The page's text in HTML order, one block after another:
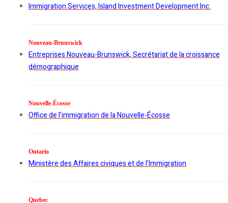
Immigration Services, Island Investment Development Inc.
Nouveau-Brunswick
Entreprises Nouveau-Brunswick, Secrétariat de la croissance
démographique
Nouvelle-Écosse
Office de l’immigration de la Nouvelle-Écosse
Ontario
Ministère des Affaires civiques et de l’Immigration
Quebec